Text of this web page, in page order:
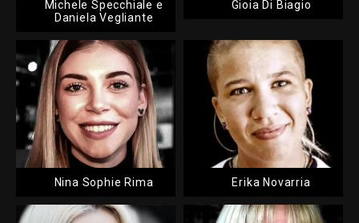
Michele Specchiale e
Daniela Vegliante
Gioia Di Biagio
Nina Sophie Rima Erika Novarria